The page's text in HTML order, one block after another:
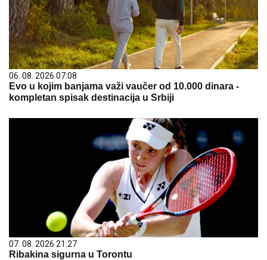
06. 08. 2026 07:08
Evo u kojim banjama važi vaučer od 10.000 dinara -
kompletan spisak destinacija u Srbiji
07. 08. 2026 21:27
Ribakina sigurna u Torontu